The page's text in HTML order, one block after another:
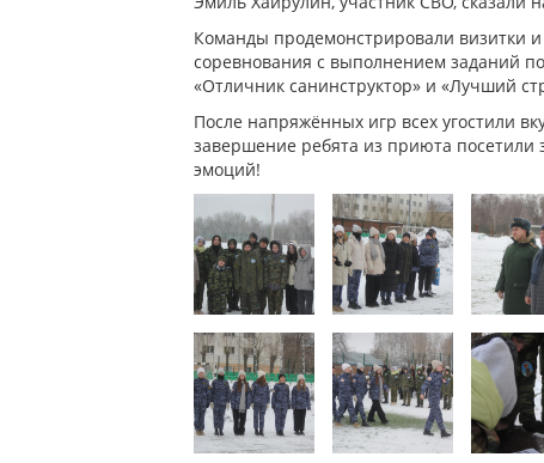
Команды продемонстрировали визитки
соревнования с выполнением заданий
«Отличник санинструктор» и «Лучший
После напряжённых игр всех угостили
завершение ребята из приюта посетили
эмоций!